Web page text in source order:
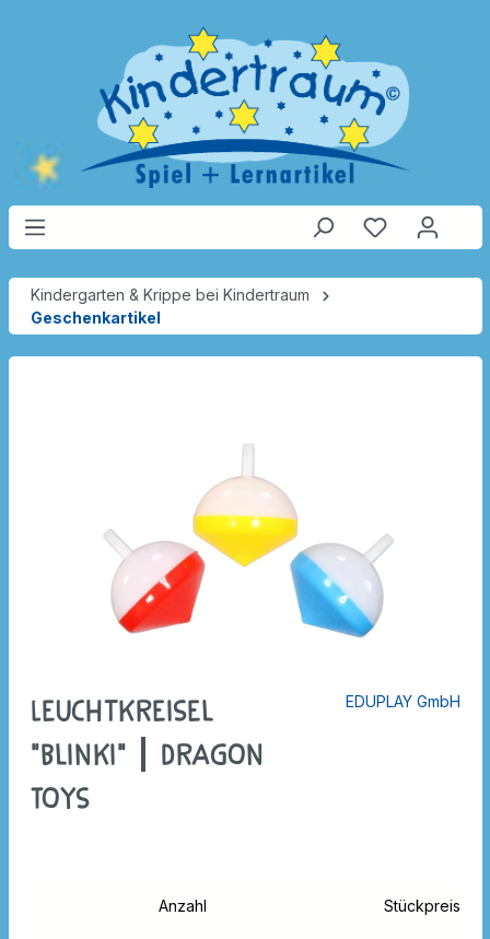
Kindergarten & Krippe bei Kindertraum
Geschenkartikel
Leuchtkreisel
"Blinki" | Dragon
Toys
EDUPLAY GmbH
Anzahl Stückpreis